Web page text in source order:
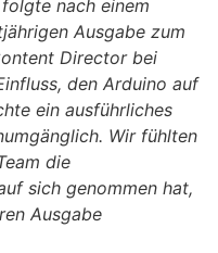
nach einem
Ausgabe zum
Director bei
den Arduino auf
ein ausführliches
Wir fühlten
die
sich genommen hat,
Ausgabe